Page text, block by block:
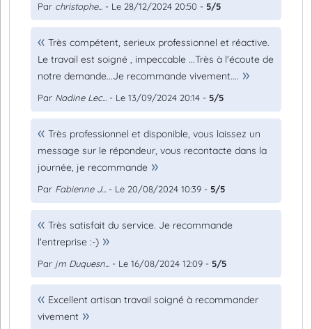
Par christophe... - Le 28/12/2024 20:50 - 5/5
Très compétent, serieux professionnel et réactive.
Le travail est soigné , impeccable ...Très à l'écoute de
notre demande...Je recommande vivement....
Par Nadine Lec... - Le 13/09/2024 20:14 - 5/5
Très professionnel et disponible, vous laissez un
message sur le répondeur, vous recontacte dans la
journée, je recommande
Par Fabienne J... - Le 20/08/2024 10:39 - 5/5
Très satisfait du service. Je recommande
l'entreprise :-)
Par jm Duquesn... - Le 16/08/2024 12:09 - 5/5
Excellent artisan travail soigné à recommander
vivement